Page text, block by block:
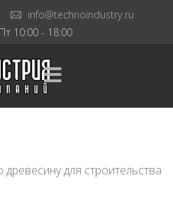
info@technoindustry.ru
10:00 - 18:00
для строительства